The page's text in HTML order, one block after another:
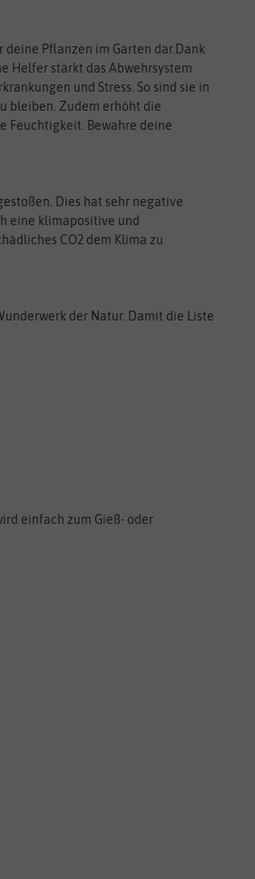
Pflanzen im Garten dar.Dank
Helfer stärkt das Abwehrsystem
und Stress. So sind sie in
bleiben. Zudem erhöht die
Feuchtigkeit. Bewahre deine
Dies hat sehr negative
eine klimapositive und
CO2 dem Klima zu
der Natur. Damit die Liste
einfach zum Gieß- oder